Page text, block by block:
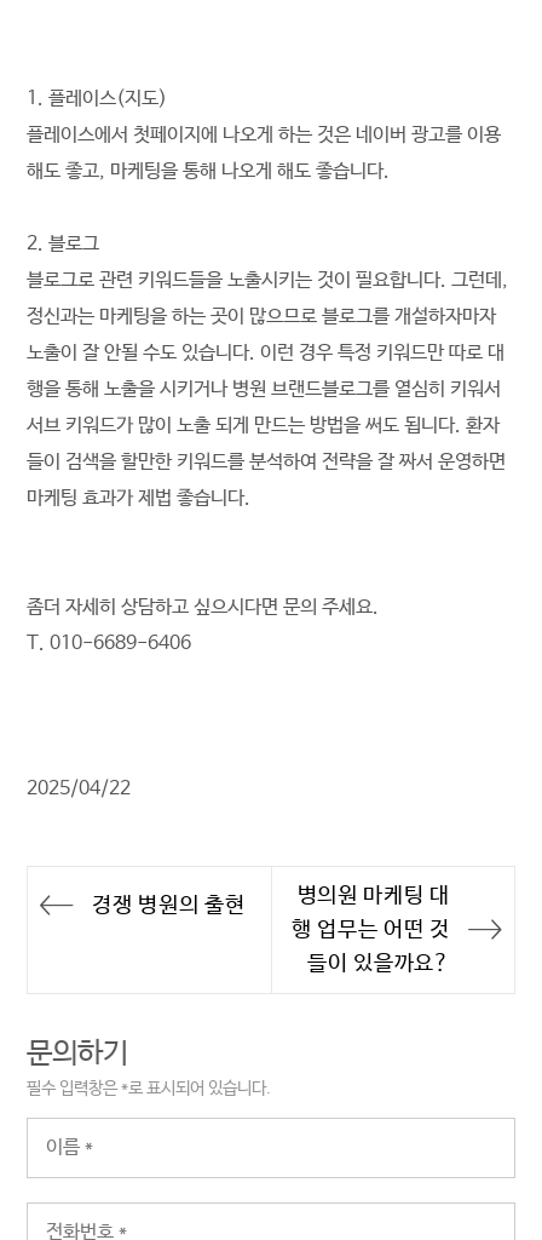
1. 플레이스(지도)
플레이스에서 첫페이지에 나오게 하는 것은 네이버 광고를 이용
해도 좋고, 마케팅을 통해 나오게 해도 좋습니다.
2. 블로그
블로그로 관련 키워드들을 노출시키는 것이 필요합니다. 그런데,
정신과는 마케팅을 하는 곳이 많으므로 블로그를 개설하자마자
노출이 잘 안될 수도 있습니다. 이런 경우 특정 키워드만 따로 대
행을 통해 노출을 시키거나 병원 브랜드블로그를 열심히 키워서
서브 키워드가 많이 노출 되게 만드는 방법을 써도 됩니다. 환자
들이 검색을 할만한 키워드를 분석하여 전략을 잘 짜서 운영하면
마케팅 효과가 제법 좋습니다.
좀더 자세히 상담하고 싶으시다면 문의 주세요.
T. 010-6689-6406
2025/04/22
글
경쟁 병원의 출현
병의원 마케팅 대
행 업무는 어떤 것
들이 있을까요?
문의하기
필수 입력창은*로 표시되어 있습니다.